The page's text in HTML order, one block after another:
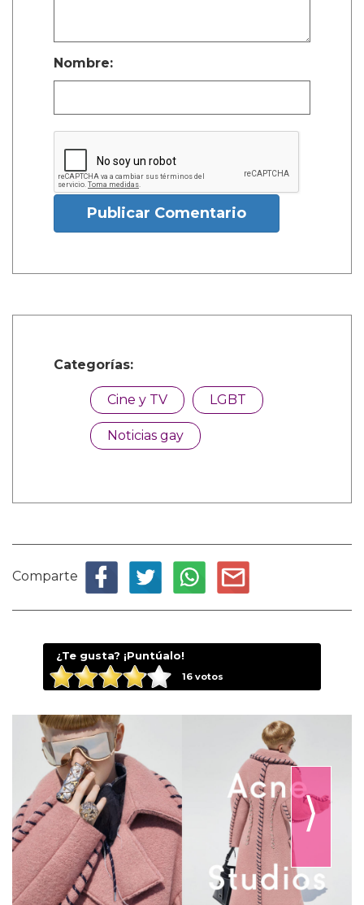
Nombre:
Publicar Comentario
Categorías:
Cine y TV LGBT
Noticias gay
Comparte
¿Te gusta? ¡Puntúalo!
16votos
⟩